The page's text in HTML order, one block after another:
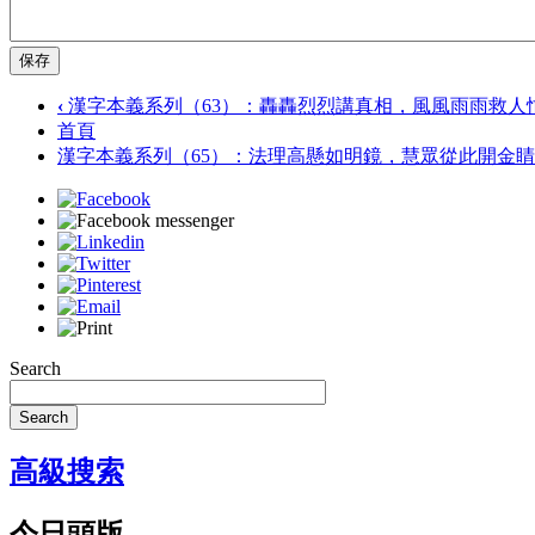
保存
‹ 漢字本義系列（63）：轟轟烈烈講真相，風風雨雨救人
首頁
漢字本義系列（65）：法理高懸如明鏡，慧眾從此開金睛
Search
Search
高級搜索